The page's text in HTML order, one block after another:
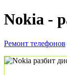
Nokia -
Ремонт телефонов